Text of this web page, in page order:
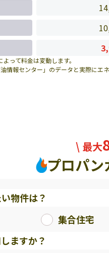
って料金は変動します。
報センター」のデータと実際にエ
\ 最大
プロパン
物件は？
集合住宅
ますか？